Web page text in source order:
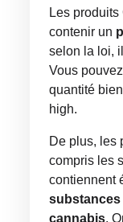
Les
contenir un
selon la loi,
Vous
quantité
high.
De plus, les
compris les
contiennent
cannabis.